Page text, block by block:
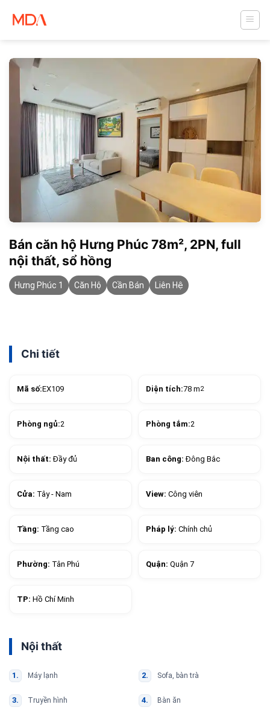
Bán căn hộ Hưng Phúc 78m², 2PN, full
nội thất, sổ hồng
Hưng Phúc 1 Căn Hộ Cần Bán Liên Hệ
Chi tiết
Mã số:EX109 Diện tích:78 m2
Phòng ngủ:2 Phòng tắm:2
Nội thất:Đầy đủ Ban công:Đông Bắc
Cửa: Tây - Nam View: Công viên
Tầng: Tầng cao Pháp lý: Chính chủ
Phường: Tân Phú Quận: Quận 7
TP: Hồ Chí Minh
Nội thất
Máy lạnh Sofa, bàn trà
Truyền hình Bàn ăn